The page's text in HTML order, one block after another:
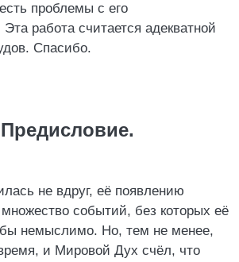
проблемы с его
работа считается адекватной
Спасибо.
Предисловие.
не вдруг, её появлению
событий, без которых её
немыслимо. Но, тем не менее,
и Мировой Дух счёл, что